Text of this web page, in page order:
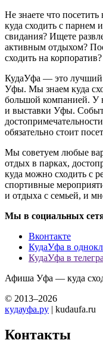
Не знаете что
куда сходить с парнем
свидания? Ищете
активным отдыхом?
сходить на
КудаУфа — это лучший
Уфы. Мы знаем куда
большой компанией. У
и выставки Уфы.
обязательно стоит
Мы советуем любые
отдых в парках,
куда можно сходить с
спортивные
и отдыха с семьей, и
Мы в социальных
Вконтакте
КудаУфа в
КудаУфа в
Афиша Уфа — куда
© 2013–2026
кудауфа.ру | kudaufa.ru
Контакты